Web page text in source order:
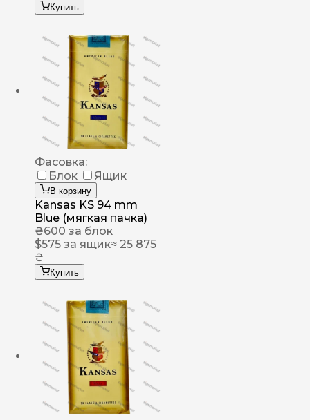
Купить
Фасовка:
Блок
Ящик
В корзину
Kansas KS 94 mm
Blue (мягкая пачка)
₴600 за блок
$575 за ящик≈ 25 875
₴
Купить